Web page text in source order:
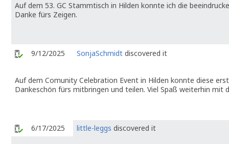
Auf dem 53. GC Stammtisch in Hilden konnte ich die
Danke fürs Zeigen.
9/12/2025 SonjaSchmidt discovered it
Auf dem Comunity Celebration Event in Hilden konnte diese
Dankeschön fürs mitbringen und teilen. Viel Spaß weiterhin mit
6/17/2025 little-leggs discovered it